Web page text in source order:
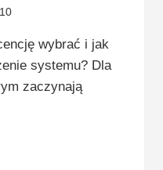
wybrać i jak
systemu? Dla
zaczynają